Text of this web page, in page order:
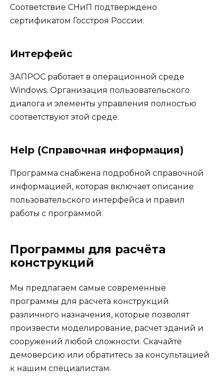
Соответствие СНиП подтверждено
сертификатом Госстроя России.
Интерфейс
ЗАПРОС работает в операционной среде
Windows. Организация пользовательского
диалога и элементы управления полностью
соответствуют этой среде.
Help (Справочная информация)
Программа снабжена подробной справочной
информацией, которая включает описание
пользовательского интерфейса и правил
работы с программой.
Программы для расчёта
конструкций
Мы предлагаем самые современные
программы для расчета конструкций
различного назначения, которые позволят
произвести моделирование, расчет зданий и
сооружений любой сложности. Скачайте
демоверсию или обратитесь за консультацией
к нашим специалистам.